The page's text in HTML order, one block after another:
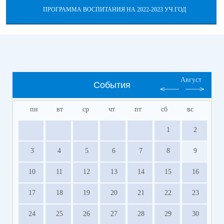
ПРОГРАММА ВОСПИТАНИЯ НА 2022-2023 УЧ.ГОД
События
Август
пн вт ср чт пт сб вс
1 2
3 4 5 6 7 8 9
10 11 12 13 14 15 16
17 18 19 20 21 22 23
24 25 26 27 28 29 30